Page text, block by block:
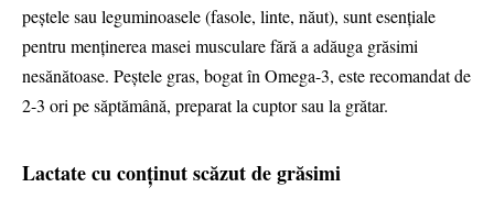
peștele sau leguminoasele (fasole, linte, năut), sunt esențiale
pentru menținerea masei musculare fără a adăuga grăsimi
nesănătoase. Peștele gras, bogat în Omega-3, este recomandat de
2-3 ori pe săptămână, preparat la cuptor sau la grătar.
Lactate cu conținut scăzut de grăsimi